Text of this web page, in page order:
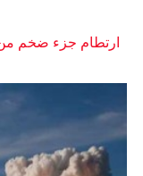
ارتطام جزء ضخم